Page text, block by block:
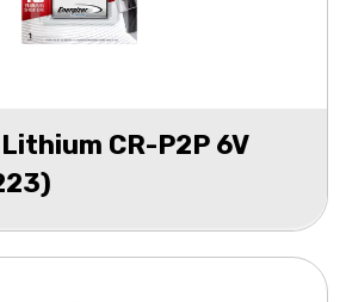
CR-P2P 6V